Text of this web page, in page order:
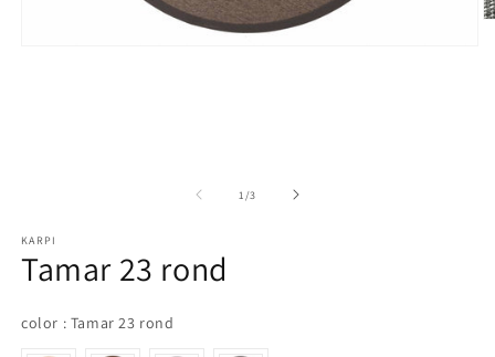
1 /van
3
KARPI
Tamar 23 rond
color : Tamar 23 rond